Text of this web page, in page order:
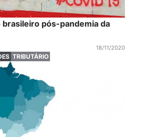
pós-pandemia da
18/11/2020
TRIBUTÁRIO